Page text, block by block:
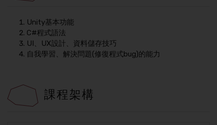
Unity基本功能
C#程式語法
UI、UX設計、資料儲存技巧
自我學習、解決問題(修復程式bug)的能力
課程架構